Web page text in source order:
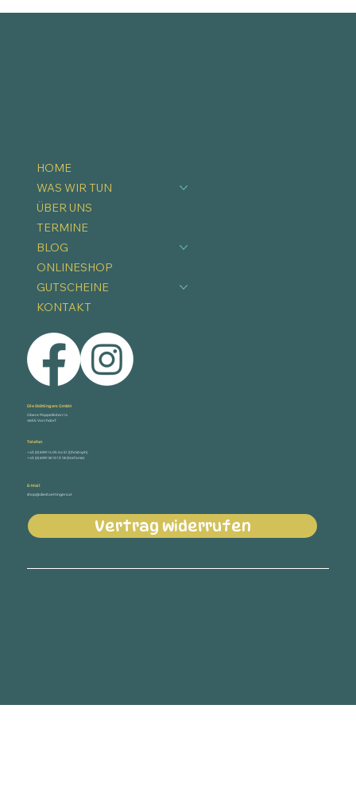
HOME
WAS WIR TUN
ÜBER UNS
TERMINE
BLOG
ONLINESHOP
GUTSCHEINE
KONTAKT
Die Stöttingers GmbH
Obere Pappelleiten 14
4655 Vorchdorf
Telefon
+43 (0) 699 14 05 54 51 (Christoph)
+43 (0) 699 18 10 13 18 (Stefanie)
E-Mail
shop@diestoettingers.at
Vertrag widerrufen